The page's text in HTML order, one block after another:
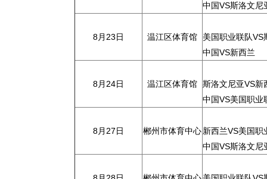
中国VS斯洛文尼
8月23日 温江区体育馆
美国职业联队VS
中国VS新西兰
8月24日 温江区体育馆 斯洛文尼亚VS新
中国VS美国职业
8月27日 郴州市体育中心新西兰VS美国职
中国VS斯洛文尼